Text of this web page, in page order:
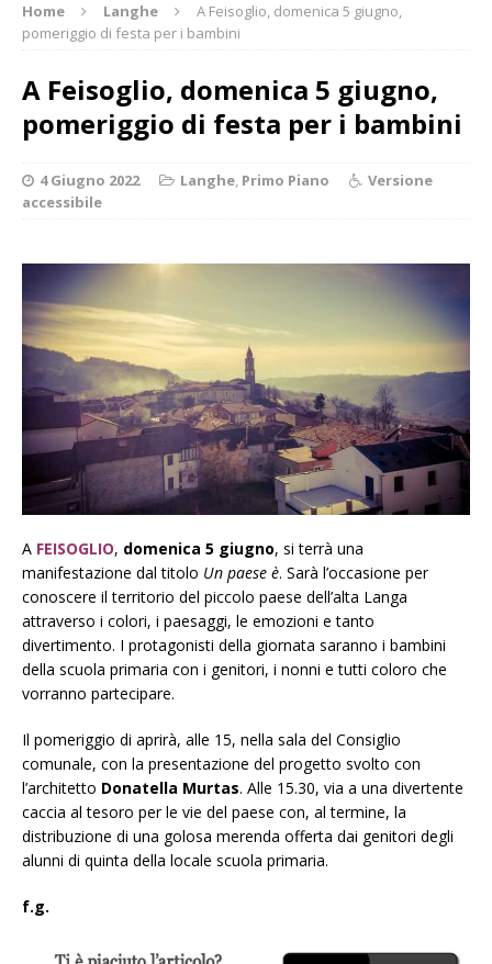
Home Langhe
A Feisoglio, domenica 5 giugno,
pomeriggio di festa per i bambini
A Feisoglio, domenica 5 giugno,
pomeriggio di festa per i bambini
4 Giugno 2022 Langhe, Primo Piano
Versione
accessibile
A FEISOGLIO, domenica 5 giugno, si terrà una
manifestazione dal titolo Un paese è. Sarà l’occasione per
conoscere il territorio del piccolo paese dell’alta Langa
attraverso i colori, i paesaggi, le emozioni e tanto
divertimento. I protagonisti della giornata saranno i bambini
della scuola primaria con i genitori, i nonni e tutti coloro che
vorranno partecipare.
Il pomeriggio di aprirà, alle 15, nella sala del Consiglio
comunale, con la presentazione del progetto svolto con
l’architetto Donatella Murtas. Alle 15.30, via a una divertente
caccia al tesoro per le vie del paese con, al termine, la
distribuzione di una golosa merenda offerta dai genitori degli
alunni di quinta della locale scuola primaria.
f.g.